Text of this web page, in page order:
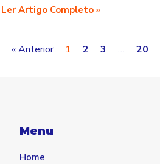
Ler Artigo Completo »
« Anterior 1 2 3 … 20
Menu
Home